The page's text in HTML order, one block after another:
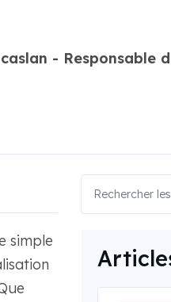
- Responsable
simple